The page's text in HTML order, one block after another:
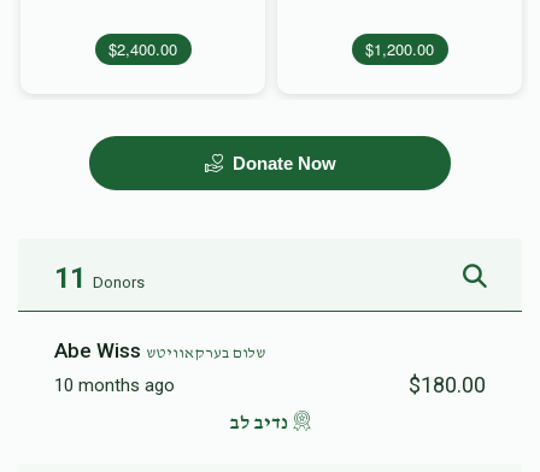
$1,200.00
$2,400.00
Donate Now
11 Donors
Abe Wiss שלום בערקאוויטש
10 months ago $180.00
נדיב לב